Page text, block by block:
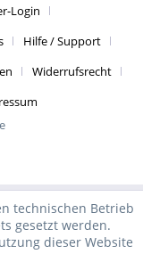
Login
Hilfe / Support
Widerrufsrecht
technischen Betrieb
gesetzt werden.
dieser Website